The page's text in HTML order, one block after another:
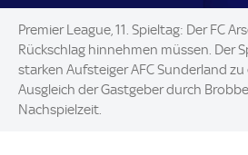
Premier League, 11. Spieltag: Der FC
Rückschlag hinnehmen müssen. Der
starken Aufsteiger AFC Sunderland zu
Ausgleich der Gastgeber durch
Nachspielzeit.